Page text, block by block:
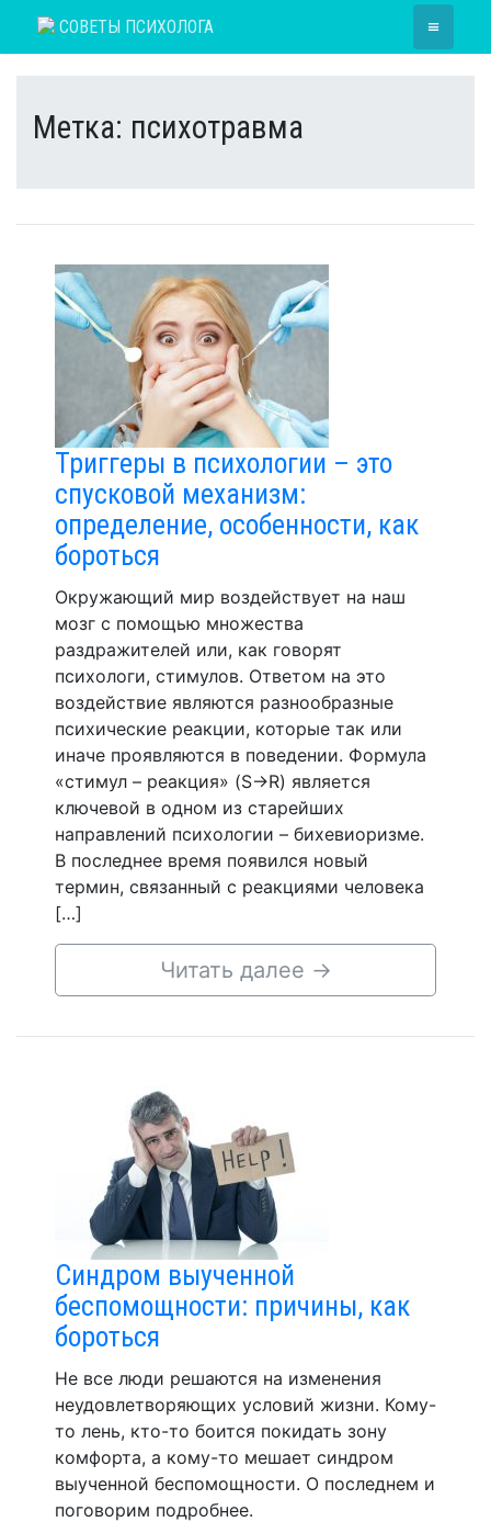
СОВЕТЫ ПСИХОЛОГА ≡
Метка: психотравма
Триггеры в психологии – это
спусковой механизм:
определение, особенности, как
бороться
Окружающий мир воздействует на наш
мозг с помощью множества
раздражителей или, как говорят
психологи, стимулов. Ответом на это
воздействие являются разнообразные
психические реакции, которые так или
иначе проявляются в поведении. Формула
«стимул – реакция» (S→R) является
ключевой в одном из старейших
направлений психологии – бихевиоризме.
В последнее время появился новый
термин, связанный с реакциями человека
[…]
Читать далее →
Синдром выученной
беспомощности: причины, как
бороться
Не все люди решаются на изменения
неудовлетворяющих условий жизни. Кому-
то лень, кто-то боится покидать зону
комфорта, а кому-то мешает синдром
выученной беспомощности. О последнем и
поговорим подробнее.